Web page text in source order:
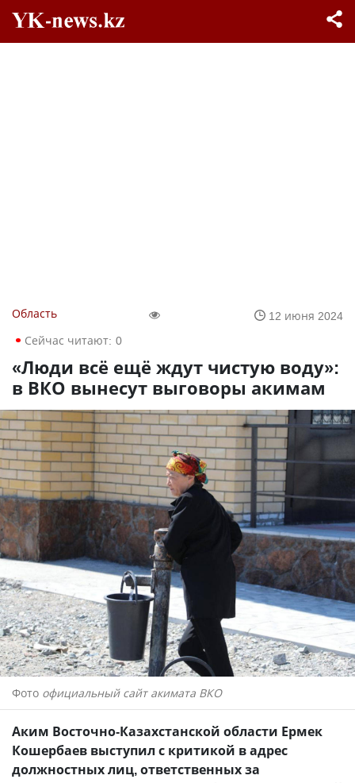
Область
12 июня 2024
Сейчас читают: 0
«Люди всё ещё ждут чистую воду»:
в ВКО вынесут выговоры акимам
Фото официальный сайт акимата ВКО
Аким Восточно-Казахстанской области Ермек
Кошербаев выступил с критикой в адрес
должностных лиц, ответственных за